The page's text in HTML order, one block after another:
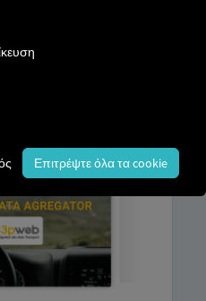
χρειάζεστε
Επιτρέψτε όλα τα cookie